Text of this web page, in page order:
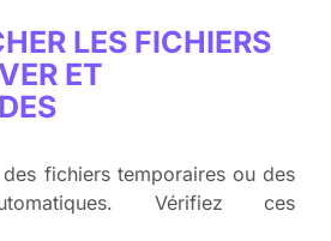
LES FICHIERS
ET
fichiers temporaires ou des
Vérifiez ces